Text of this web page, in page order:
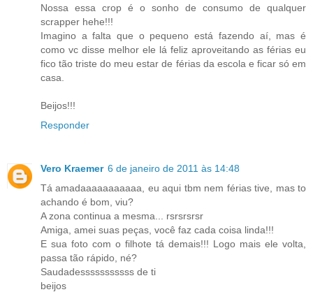
Nossa essa crop é o sonho de consumo de qualquer
scrapper hehe!!!
Imagino a falta que o pequeno está fazendo aí, mas é
como vc disse melhor ele lá feliz aproveitando as férias eu
fico tão triste do meu estar de férias da escola e ficar só em
casa.
Beijos!!!
Responder
Vero Kraemer 6 de janeiro de 2011 às 14:48
Tá amadaaaaaaaaaaa, eu aqui tbm nem férias tive, mas to
achando é bom, viu?
A zona continua a mesma... rsrsrsrsr
Amiga, amei suas peças, você faz cada coisa linda!!!
E sua foto com o filhote tá demais!!! Logo mais ele volta,
passa tão rápido, né?
Saudadesssssssssss de ti
beijos